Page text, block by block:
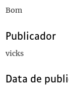
Bom
Publicador
vicks
Data de